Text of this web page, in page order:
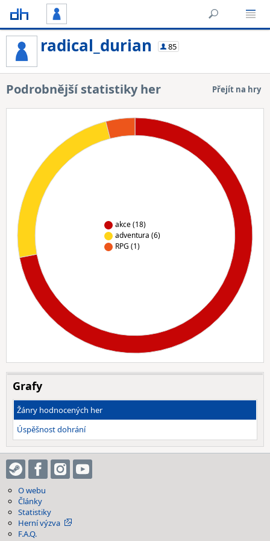
radical_durian 85
Podrobnější statistiky her Přejít na hry
akce (18)
adventura (6)
RPG (1)
Grafy
Žánry hodnocených her
Úspěšnost dohrání
O webu
Články
Statistiky
Herní výzva
F.A.Q.